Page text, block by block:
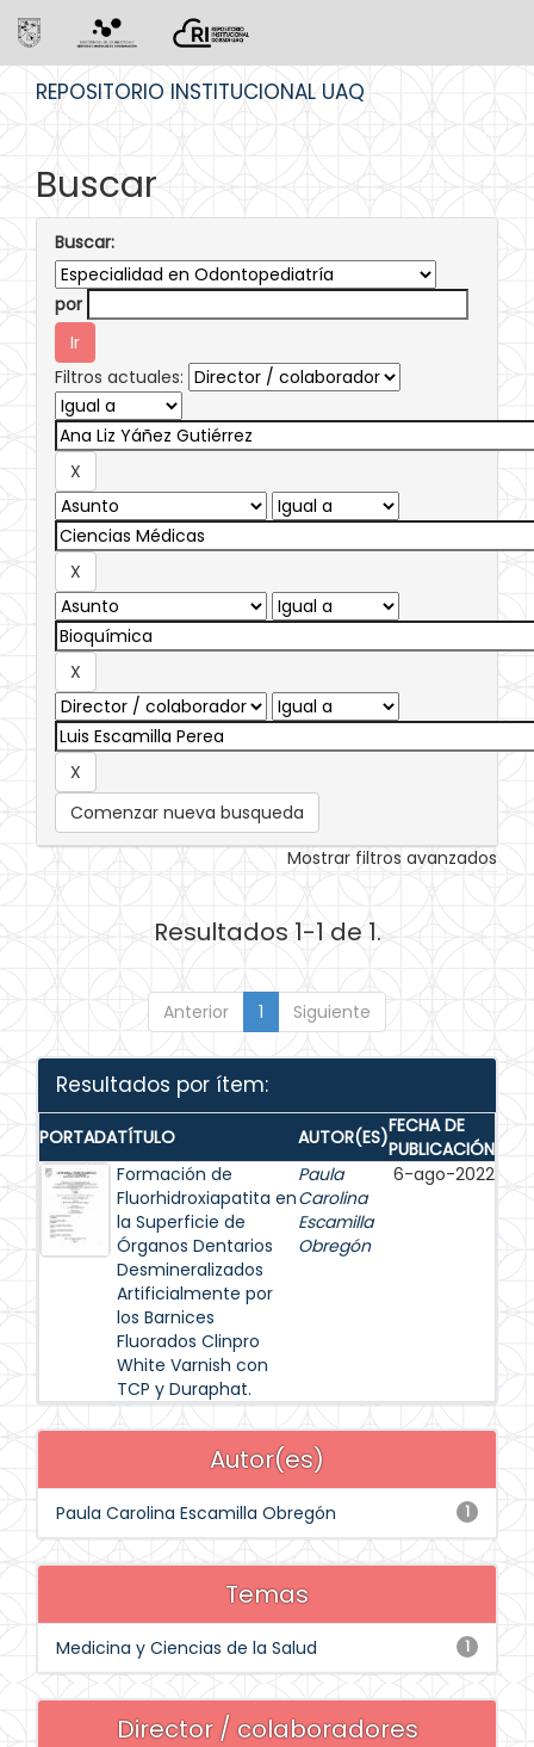
REPOSITORIO INSTITUCIONAL UAQ
Buscar
Buscar:
por
Filtros actuales:
Comenzar nueva busqueda
Mostrar filtros avanzados
Resultados 1-1 de 1.
Anterior 1 Siguiente
Resultados por ítem:
PORTADATÍTULO AUTOR(ES)FECHA DE
PUBLICACIÓN
Formación de
Fluorhidroxiapatita en
la Superficie de
Órganos Dentarios
Desmineralizados
Artificialmente por
los Barnices
Fluorados Clinpro
White Varnish con
TCP y Duraphat.
Paula
Carolina
Escamilla
Obregón
6-ago-2022
Autor(es)
1
Paula Carolina Escamilla Obregón
Temas
1
Medicina y Ciencias de la Salud
Director / colaboradores